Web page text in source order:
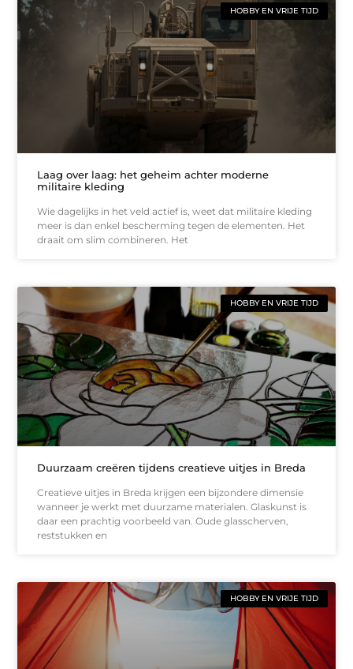
HOBBY EN VRIJE TIJD
Laag over laag: het geheim achter moderne
militaire kleding
Wie dagelijks in het veld actief is, weet dat militaire kleding
meer is dan enkel bescherming tegen de elementen. Het
draait om slim combineren. Het
HOBBY EN VRIJE TIJD
Duurzaam creëren tijdens creatieve uitjes in Breda
Creatieve uitjes in Breda krijgen een bijzondere dimensie
wanneer je werkt met duurzame materialen. Glaskunst is
daar een prachtig voorbeeld van. Oude glasscherven,
reststukken en
HOBBY EN VRIJE TIJD